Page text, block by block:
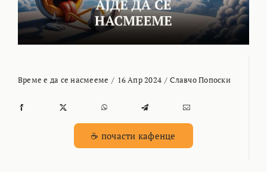
Време е да се насмееме / 16 Апр 2024 / Славчо Попоски
☕ почасти кафенце